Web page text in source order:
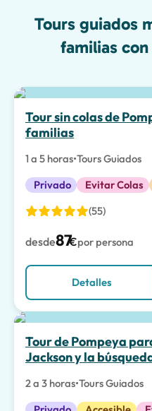
Tours guiados
familias
La mejor opción
Tour sin colas de
familias
1 a 5 horas•Tours Guiados
Privado
Evitar Colas
(55)
desde87€por persona
Detalles
Experiencias
Tour de Pompeya
Jackson y la
2 a 3 horas•Tours Guiados